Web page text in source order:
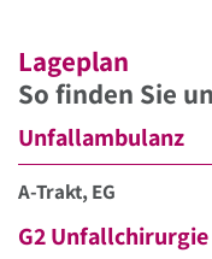
Lageplan
So finden Sie
Unfallambulanz
A-Trakt, EG
G2 Unfallchirurgie